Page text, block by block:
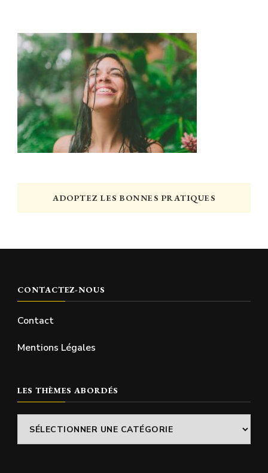
ADOPTEZ LES BONNES PRATIQUES
CONTACTEZ-NOUS
Contact
Mentions Légales
LES THÈMES ABORDÉS
Les
thèmes